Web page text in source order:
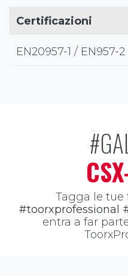
Certificazioni
EN20957-1 / EN957-2
Tagga le tue
#toorxprofessional
entra a far